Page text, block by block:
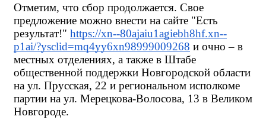
Отметим, что сбор продолжается. Свое
предложение можно внести на сайте "Есть
результат!" https://xn--80ajaiu1agiebh8hf.xn--
p1ai/?ysclid=mq4yy6xn98999009268 и очно – в
местных отделениях, а также в Штабе
общественной поддержки Новгородской области
на ул. Прусская, 22 и региональном исполкоме
партии на ул. Мерецкова-Волосова, 13 в Великом
Новгороде.